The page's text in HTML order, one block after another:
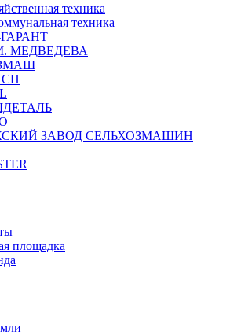
техника
техника
МЕДВЕДЕВА
ЗАВОД СЕЛЬХОЗМАШИН
площадка